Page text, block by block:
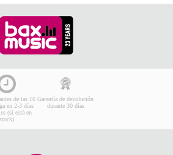
de las 16
en 2-3 días
(si está en
stock)
Garantía de devolución
durante 30 días